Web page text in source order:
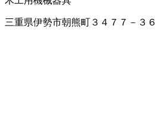
三重県伊勢市朝熊町３４７７－３６